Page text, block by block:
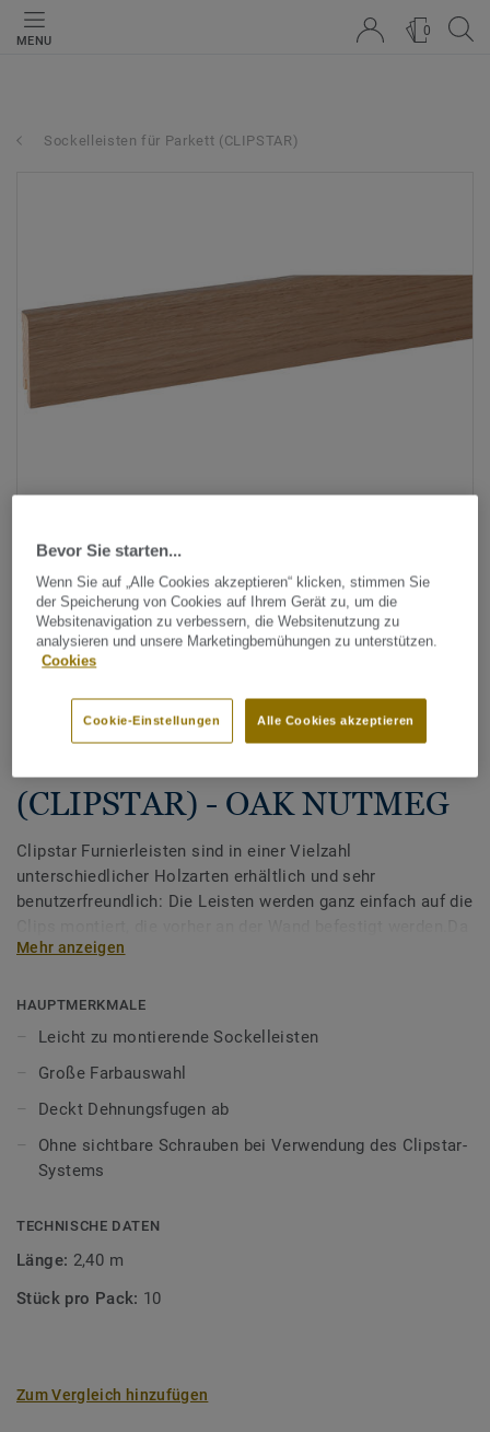
MENU
0
Sockelleisten für Parkett (CLIPSTAR)
Tarkett Zubehör Komplettsortiment
(CLIPSTAR) - OAK NUTMEG
Clipstar Furnierleisten sind in einer Vielzahl
unterschiedlicher Holzarten erhältlich und sehr
benutzerfreundlich: Die Leisten werden ganz einfach auf die
Holz "arbeitet", sollten Sie immer einen Abstand - eine
mindestens 8–10 mm zwischen Boden und Wänden,
Schwellen, Rohren, Stufen, Kaminen, Steinböden usw.
Profile oder Heizkörperrosetten verdeckt werden.Holz ist
ein Naturprodukt. Abweichungen in Farbe und Struktur sind
Mehr anzeigen
HAUPTMERKMALE
Leicht zu montierende Sockelleisten
Große Farbauswahl
Deckt Dehnungsfugen ab
Ohne sichtbare Schrauben bei Verwendung des Clipstar-
Systems
TECHNISCHE DATEN
Länge: 2,40 m
Stück pro Pack: 10
Zum Vergleich hinzufügen
Bevor Sie starten...
Wenn Sie auf „Alle Cookies akzeptieren“ klicken, stimmen Sie
der Speicherung von Cookies auf Ihrem Gerät zu, um die
Websitenavigation zu verbessern, die Websitenutzung zu
analysieren und unsere Marketingbemühungen zu unterstützen.
Cookies
Alle Cookies akzeptieren
Cookie-Einstellungen